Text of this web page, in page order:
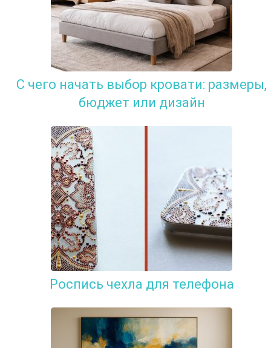
С чего начать выбор кровати: размеры,
бюджет или дизайн
Роспись чехла для телефона